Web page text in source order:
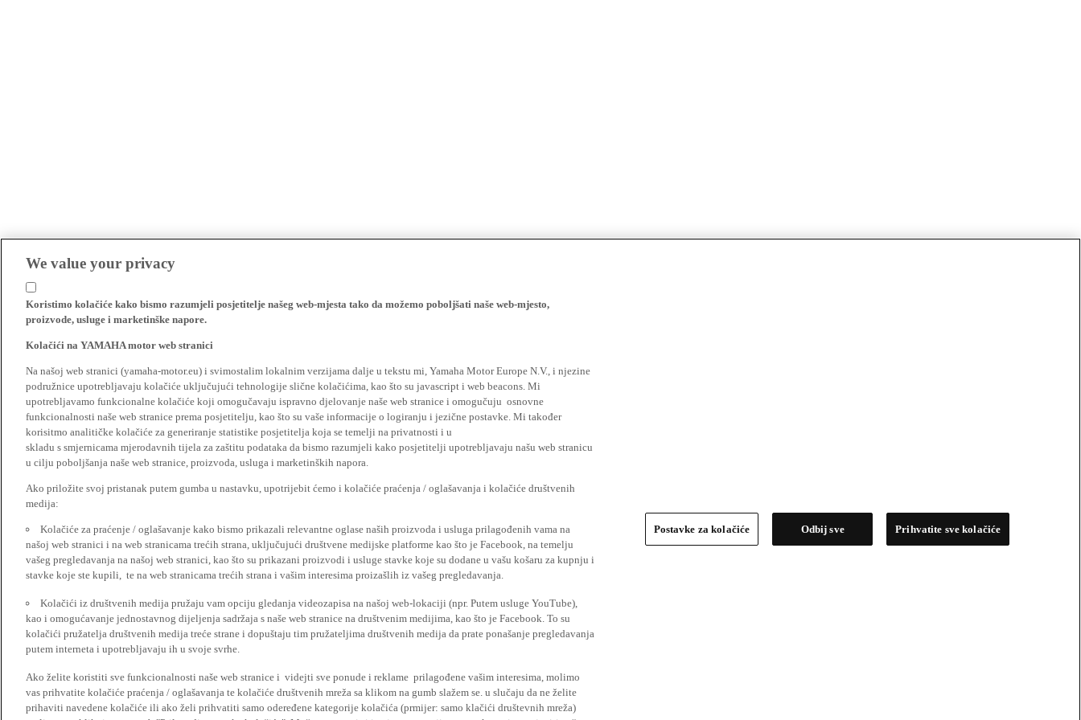
We value your privacy
Koristimo kolačiće kako bismo razumjeli posjetitelje našeg web-mjesta tako da možemo poboljšati naše web-mjesto,
proizvode, usluge i marketinške napore.
Kolačići na YAMAHA motor web stranici
Na našoj web stranici (yamaha-motor.eu) i svimostalim lokalnim verzijama dalje u tekstu mi, Yamaha Motor Europe N.V., i njezine
podružnice upotrebljavaju kolačiće uključujući tehnologije slične kolačićima, kao što su javascript i web beacons. Mi
upotrebljavamo funkcionalne kolačiće koji omogučavaju ispravno djelovanje naše web stranice i omogučuju osnovne
funkcionalnosti naše web stranice prema posjetitelju, kao što su vaše informacije o logiranju i jezične postavke. Mi također
korisitmo analitičke kolačiće za generiranje statistike posjetitelja koja se temelji na privatnosti i u
skladu s smjernicama mjerodavnih tijela za zaštitu podataka da bismo razumjeli kako posjetitelji upotrebljavaju našu web stranicu
u cilju poboljšanja naše web stranice, proizvoda, usluga i marketinških napora.
Ako priložite svoj pristanak putem gumba u nastavku, upotrijebit ćemo i kolačiće praćenja / oglašavanja i kolačiće društvenih
medija:
Kolačiće za praćenje / oglašavanje kako bismo prikazali relevantne oglase naših proizvoda i usluga prilagođenih vama na
našoj web stranici i na web stranicama trećih strana, uključujući društvene medijske platforme kao što je Facebook, na temelju
vašeg pregledavanja na našoj web stranici, kao što su prikazani proizvodi i usluge stavke koje su dodane u vašu košaru za kupnju i
stavke koje ste kupili, te na web stranicama trećih strana i vašim interesima proizašlih iz vašeg pregledavanja.
Kolačići iz društvenih medija pružaju vam opciju gledanja videozapisa na našoj web-lokaciji (npr. Putem usluge YouTube),
kao i omogućavanje jednostavnog dijeljenja sadržaja s naše web stranice na društvenim medijima, kao što je Facebook. To su
kolačići pružatelja društvenih medija treće strane i dopuštaju tim pružateljima društvenih medija da prate ponašanje pregledavanja
putem interneta i upotrebljavaju ih u svoje svrhe.
Ako želite koristiti sve funkcionalnosti naše web stranice i videjti sve ponude i reklame prilagođene vašim interesima, molimo
vas prihvatite kolačiće praćenja / oglašavanja te kolačiće društvenih mreža sa klikom na gumb slažem se. u slučaju da ne želite
prihaviti navedene kolačiće ili ako želi prihvatiti samo odeređene kategorije kolačića (prmijer: samo klačići društevnih mreža)
Postavke za kolačiće Odbij sve Prihvatite sve kolačiće